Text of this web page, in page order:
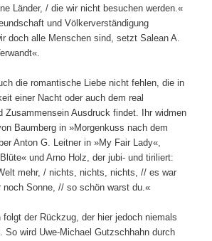
Länder, / die wir nicht besuchen werden.«
und Völkerverständigung
doch alle Menschen sind, setzt Salean A.
die romantische Liebe nicht fehlen, die in
einer Nacht oder auch dem real
Zusammensein Ausdruck findet. Ihr widmen
Baumberg in »Morgenkuss nach dem
Anton G. Leitner in »My Fair Lady«,
und Arno Holz, der jubi- und tiriliert:
mehr, / nichts, nichts, nichts, // es war
noch Sonne, // so schön warst du.«
der Rückzug, der hier jedoch niemals
So wird Uwe-Michael Gutzschhahn durch